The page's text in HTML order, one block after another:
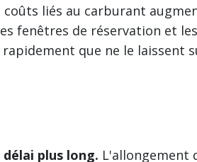
liés au carburant
fenêtres de réservation et
que ne le laissent
plus long. L'allongement